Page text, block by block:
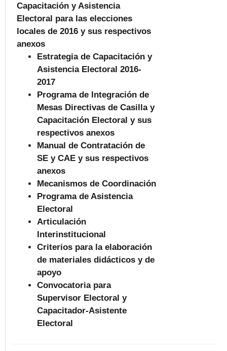
Capacitación y Asistencia
Electoral para las elecciones
locales de 2016 y sus respectivos
anexos
Estrategia de Capacitación y
Asistencia Electoral 2016-
2017
Programa de Integración de
Mesas Directivas de Casilla y
Capacitación Electoral y sus
respectivos anexos
Manual de Contratación de
SE y CAE y sus respectivos
anexos
Mecanismos de Coordinación
Programa de Asistencia
Electoral
Articulación
Interinstitucional
Criterios para la elaboración
de materiales didácticos y de
apoyo
Convocatoria para
Supervisor Electoral y
Capacitador-Asistente
Electoral